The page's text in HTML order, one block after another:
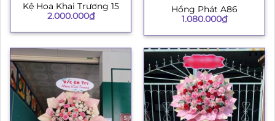
Kệ Hoa Khai Trương 15
2.000.000₫
Hồng Phát A86
1.080.000₫